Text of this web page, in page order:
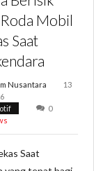
Mobil
Saat
Nusantara
13
0
Saat